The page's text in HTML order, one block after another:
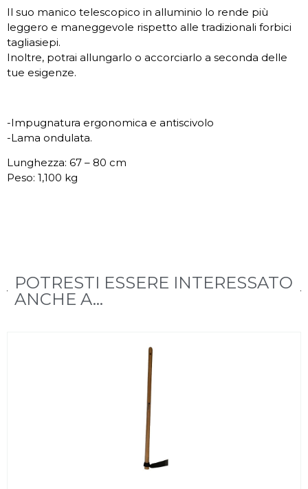
Il suo manico telescopico in alluminio lo rende più
leggero e maneggevole rispetto alle tradizionali forbici
tagliasiepi.
Inoltre, potrai allungarlo o accorciarlo a seconda delle
tue esigenze.
-Impugnatura ergonomica e antiscivolo
-Lama ondulata.
Lunghezza: 67 – 80 cm
Peso: 1,100 kg
POTRESTI ESSERE INTERESSATO
ANCHE A...